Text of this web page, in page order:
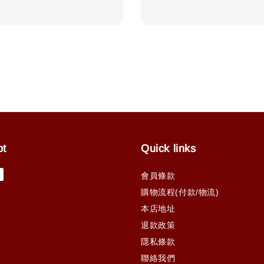
Quick links
會員條款
購物流程(付款/物流)
本店地址
退款政策
隱私條款
聯絡我們